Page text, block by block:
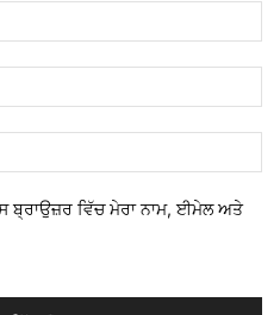
ਬ੍ਰਾਉਜ਼ਰ ਵਿੱਚ ਮੇਰਾ ਨਾਮ, ਈਮੇਲ ਅਤੇ